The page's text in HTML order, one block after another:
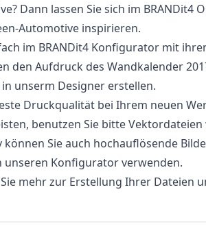
Dann lassen Sie sich im BRANDit4
Automotive inspirieren.
im BRANDit4 Konfigurator mit
den Aufdruck des Wandkalender
unserm Designer erstellen.
Druckqualität bei Ihrem neuen
benutzen Sie bitte Vektordateien
Sie auch hochauflösende
unseren Konfigurator verwenden.
mehr zur Erstellung Ihrer Dateien